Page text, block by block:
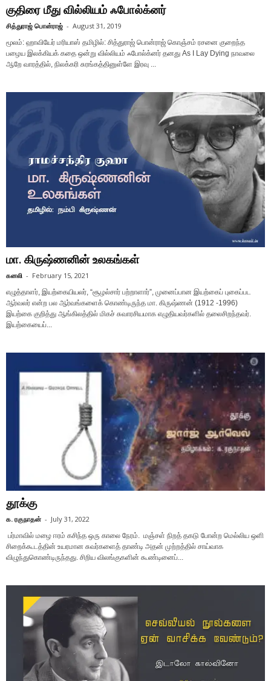
குதிரை மீது வில்லியம் ஃபோல்க்னர்
சித்துராஜ் பொன்ராஜ் - August 31, 2019
மூலம்: ஹாவியேர் மரியாஸ் தமிழில்: சித்துராஜ் பொன்ராஜ் கொஞ்சம் ரசனை குறைந்த
பழைய இலக்கியக் கதை ஒன்று வில்லியம் ஃபோல்க்னர் தனது As I Lay Dying நாவலை
ஆறே வாரத்தில், நிலக்கரி சுரங்கத்தினுள்ளே இரவு ...
மா. கிருஷ்ணனின் உலகங்கள்
கனலி - February 15, 2021
எழுத்தாளர், இயற்கையியலர், “சூழல்சார் பற்றாளார்”, முனைப்பான இயற்கைப் புகைப்பட
ஆர்வலர் என்ற பல ஆர்வங்களைக் கொண்டிருந்த மா. கிருஷ்ணன் (1912 -1996)
இயற்கை குறித்து ஆங்கிலத்தில் மிகச் சுவாரசியமாக எழுதியவர்களில் தலைசிறந்தவர்.
இயற்கையைப்...
தூக்கு
க. ரகுநாதன் - July 31, 2022
பர்மாவில் மழை ஈரம் கசிந்த ஒரு காலை நேரம். மஞ்சள் நிறத் தகடு போன்ற மெல்லிய ஒளி
சிறைக்கூடத்தின் உயரமான சுவர்களைத் தாண்டி அதன் முற்றத்தில் சாய்வாக
விழுந்துகொண்டிருந்தது. சிறிய விலங்குகளின் கூண்டினைப்...